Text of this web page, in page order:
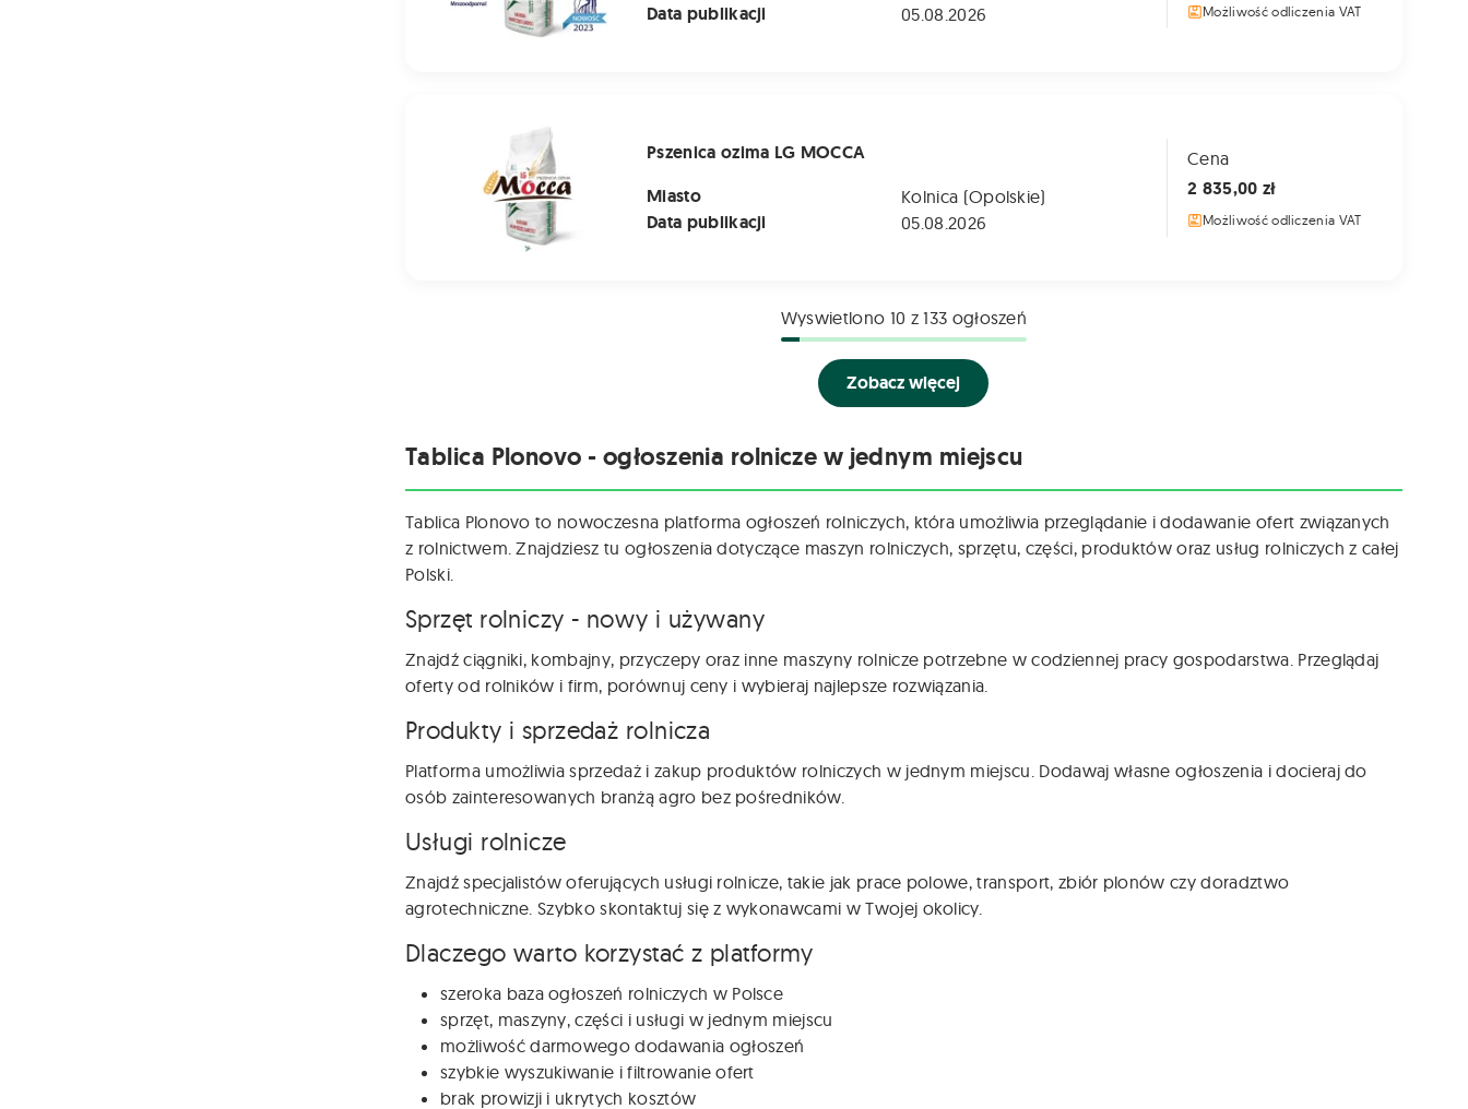
Data publikacji 05.08.2026 Możliwość odliczenia VAT
Pszenica ozima LG MOCCA
Miasto
Kolnica (Opolskie)
Data publikacji 05.08.2026
Cena
2 835,00 zł
Możliwość odliczenia VAT
Wyswietlono 10 z 133 ogłoszeń
Zobacz więcej
Tablica Plonovo - ogłoszenia rolnicze w jednym miejscu
Tablica Plonovo to nowoczesna platforma ogłoszeń rolniczych, która umożliwia przeglądanie i dodawanie ofert związanych
z rolnictwem. Znajdziesz tu ogłoszenia dotyczące maszyn rolniczych, sprzętu, części, produktów oraz usług rolniczych z całej
Polski.
Sprzęt rolniczy - nowy i używany
Znajdź ciągniki, kombajny, przyczepy oraz inne maszyny rolnicze potrzebne w codziennej pracy gospodarstwa. Przeglądaj
oferty od rolników i firm, porównuj ceny i wybieraj najlepsze rozwiązania.
Produkty i sprzedaż rolnicza
Platforma umożliwia sprzedaż i zakup produktów rolniczych w jednym miejscu. Dodawaj własne ogłoszenia i docieraj do
osób zainteresowanych branżą agro bez pośredników.
Usługi rolnicze
Znajdź specjalistów oferujących usługi rolnicze, takie jak prace polowe, transport, zbiór plonów czy doradztwo
agrotechniczne. Szybko skontaktuj się z wykonawcami w Twojej okolicy.
Dlaczego warto korzystać z platformy
szeroka baza ogłoszeń rolniczych w Polsce
sprzęt, maszyny, części i usługi w jednym miejscu
możliwość darmowego dodawania ogłoszeń
szybkie wyszukiwanie i filtrowanie ofert
brak prowizji i ukrytych kosztów